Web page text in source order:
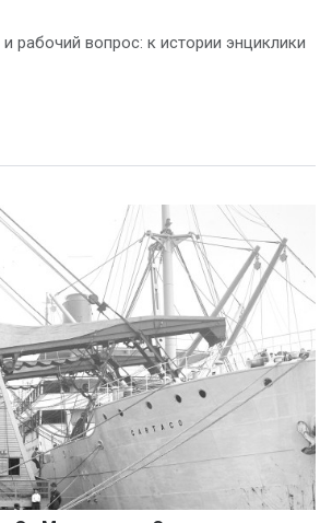
рабочий вопрос: к истории энциклики